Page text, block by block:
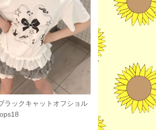
ラックキャットオフショル